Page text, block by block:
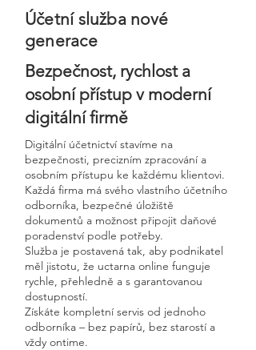
Účetní služba nové
generace
Bezpečnost, rychlost a
osobní přístup v moderní
digitální firmě
Digitální účetnictví stavíme na
bezpečnosti, precizním zpracování a
osobním přístupu ke každému klientovi.
Každá firma má svého vlastního účetního
odborníka, bezpečné úložiště
dokumentů a možnost připojit daňové
poradenství podle potřeby.
Služba je postavená tak, aby podnikatel
měl jistotu, že uctarna online funguje
rychle, přehledně a s garantovanou
dostupností.
Získáte kompletní servis od jednoho
odborníka – bez papírů, bez starostí a
vždy ontime.